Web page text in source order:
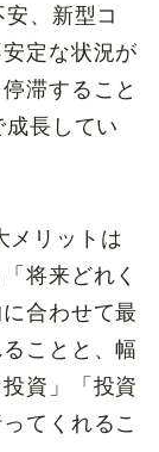
、新型コ
定な状況が
滞すること
長してい
メリットは
将来どれく
合わせて最
ことと、幅
資」「投資
てくれるこ